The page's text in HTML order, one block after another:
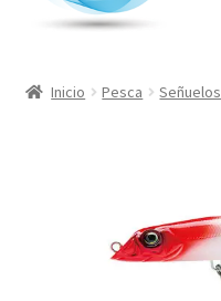
Inicio Pesca Señuelos